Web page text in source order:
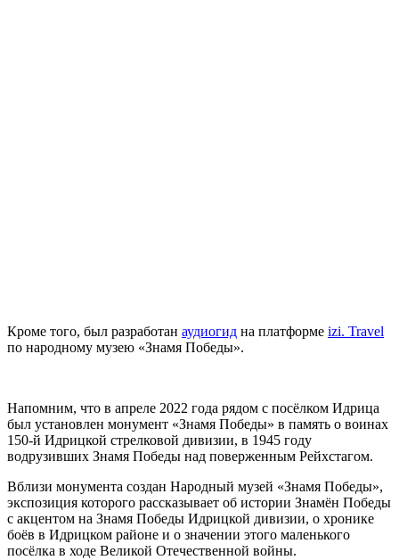
Кроме того, был разработан аудиогид на платформе izi. Travel
по народному музею «Знамя Победы».
Напомним, что в апреле 2022 года рядом с посёлком Идрица
был установлен монумент «Знамя Победы» в память о воинах
150-й Идрицкой стрелковой дивизии, в 1945 году
водрузивших Знамя Победы над поверженным Рейхстагом.
Вблизи монумента создан Народный музей «Знамя Победы»,
экспозиция которого рассказывает об истории Знамён Победы
с акцентом на Знамя Победы Идрицкой дивизии, о хронике
боёв в Идрицком районе и о значении этого маленького
посёлка в ходе Великой Отечественной войны.